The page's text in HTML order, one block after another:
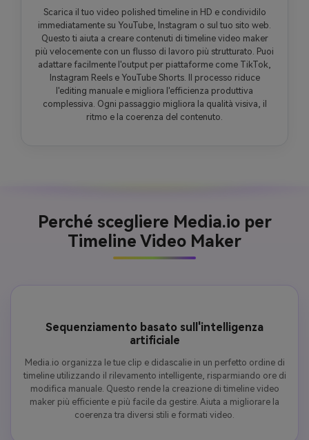
Scarica il tuo video polished timeline in HD e condividilo
immediatamente su YouTube, Instagram o sul tuo sito web.
Questo ti aiuta a creare contenuti di timeline video maker
più velocemente con un flusso di lavoro più strutturato. Puoi
adattare facilmente l'output per piattaforme come TikTok,
Instagram Reels e YouTube Shorts. Il processo riduce
l'editing manuale e migliora l'efficienza produttiva
complessiva. Ogni passaggio migliora la qualità visiva, il
ritmo e la coerenza del contenuto.
Perché scegliere Media.io per
Timeline Video Maker
Sequenziamento basato sull'intelligenza
artificiale
Media.io organizza le tue clip e didascalie in un perfetto ordine di
timeline utilizzando il rilevamento intelligente, risparmiando ore di
modifica manuale. Questo rende la creazione di timeline video
maker più efficiente e più facile da gestire. Aiuta a migliorare la
coerenza tra diversi stili e formati video.